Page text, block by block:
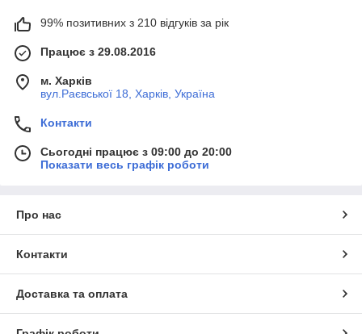
99% позитивних з 210 відгуків за рік
Працює з 29.08.2016
м. Харків
вул.Раєвської 18, Харків, Україна
Контакти
Сьогодні працює з 09:00 до 20:00
Показати весь графік роботи
Про нас
Контакти
Доставка та оплата